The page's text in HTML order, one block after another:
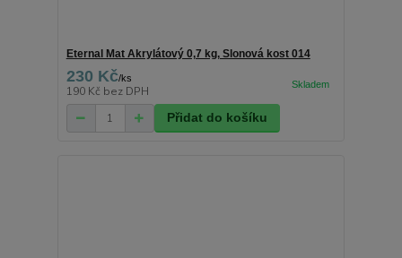
Eternal Mat Akrylátový 0,7 kg, Slonová kost 014
230 Kč/ks
190 Kč bez DPH
Přidat do košíku